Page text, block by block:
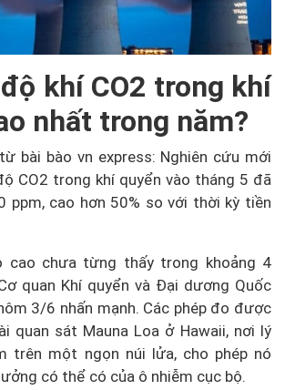
khí CO2 trong khí
nhất trong năm?
bài bào vn express: Nghiên cứu mới
CO2 trong khí quyển vào tháng 5 đã
ppm, cao hơn 50% so với thời kỳ tiền
cao chưa từng thấy trong khoảng 4
quan Khí quyển và Đại dương Quốc
3/6 nhấn mạnh. Các phép đo được
quan sát Mauna Loa ở Hawaii, nơi lý
trên một ngọn núi lửa, cho phép nó
có thể có của ô nhiễm cục bộ.